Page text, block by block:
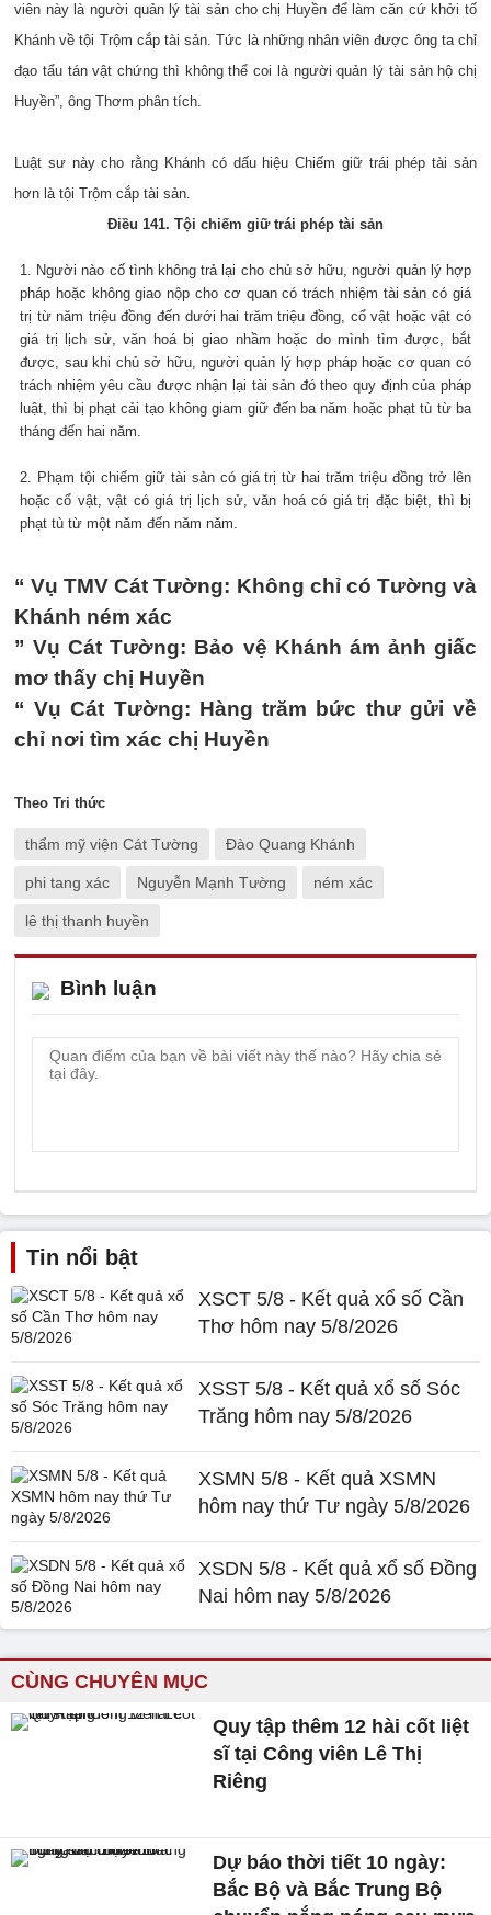
viên này là người quản lý tài sản cho chị Huyền để làm căn cứ khởi tố
Khánh về tội Trộm cắp tài sản. Tức là những nhân viên được ông ta chỉ
đạo tẩu tán vật chứng thì không thể coi là người quản lý tài sản hộ chị
Huyền”, ông Thơm phân tích.
Luật sư này cho rằng Khánh có dấu hiệu Chiếm giữ trái phép tài sản
hơn là tội Trộm cắp tài sản.
Điều 141. Tội chiếm giữ trái phép tài sản
1. Người nào cố tình không trả lại cho chủ sở hữu, người quản lý hợp
pháp hoặc không giao nộp cho cơ quan có trách nhiệm tài sản có giá
trị từ năm triệu đồng đến dưới hai trăm triệu đồng, cổ vật hoặc vật có
giá trị lịch sử, văn hoá bị giao nhầm hoặc do mình tìm được, bắt
được, sau khi chủ sở hữu, người quản lý hợp pháp hoặc cơ quan có
trách nhiệm yêu cầu được nhận lại tài sản đó theo quy định của pháp
luật, thì bị phạt cải tạo không giam giữ đến ba năm hoặc phạt tù từ ba
tháng đến hai năm.
2. Phạm tội chiếm giữ tài sản có giá trị từ hai trăm triệu đồng trở lên
hoặc cổ vật, vật có giá trị lịch sử, văn hoá có giá trị đặc biệt, thì bị
phạt tù từ một năm đến năm năm.
“ Vụ TMV Cát Tường: Không chỉ có Tường và
Khánh ném xác
” Vụ Cát Tường: Bảo vệ Khánh ám ảnh giấc
mơ thấy chị Huyền
“ Vụ Cát Tường: Hàng trăm bức thư gửi về
chỉ nơi tìm xác chị Huyền
Theo Tri thức
thẩm mỹ viện Cát Tường Đào Quang Khánh
phi tang xác Nguyễn Mạnh Tường ném xác
lê thị thanh huyền
Bình luận
Tin nổi bật
XSCT 5/8 - Kết quả xổ số Cần
Thơ hôm nay 5/8/2026
XSST 5/8 - Kết quả xổ số Sóc
Trăng hôm nay 5/8/2026
XSMN 5/8 - Kết quả XSMN
hôm nay thứ Tư ngày 5/8/2026
XSDN 5/8 - Kết quả xổ số Đồng
Nai hôm nay 5/8/2026
CÙNG CHUYÊN MỤC
Quy tập thêm 12 hài cốt liệt
sĩ tại Công viên Lê Thị
Riêng
Dự báo thời tiết 10 ngày:
Bắc Bộ và Bắc Trung Bộ